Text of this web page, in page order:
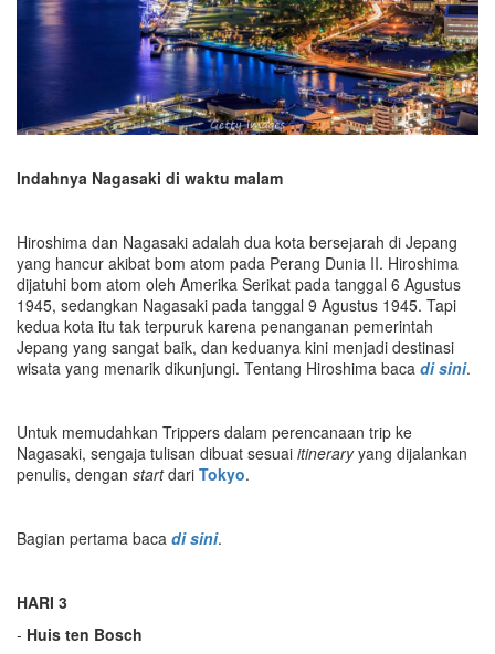
Indahnya Nagasaki di waktu malam
Hiroshima dan Nagasaki adalah dua kota bersejarah di Jepang
yang hancur akibat bom atom pada Perang Dunia II. Hiroshima
dijatuhi bom atom oleh Amerika Serikat pada tanggal 6 Agustus
1945, sedangkan Nagasaki pada tanggal 9 Agustus 1945. Tapi
kedua kota itu tak terpuruk karena penanganan pemerintah
Jepang yang sangat baik, dan keduanya kini menjadi destinasi
wisata yang menarik dikunjungi. Tentang Hiroshima baca di sini.
Untuk memudahkan Trippers dalam perencanaan trip ke
Nagasaki, sengaja tulisan dibuat sesuai itineraryyang dijalankan
penulis, dengan startdari Tokyo.
Bagian pertama baca di sini.
HARI 3
- Huis ten Bosch